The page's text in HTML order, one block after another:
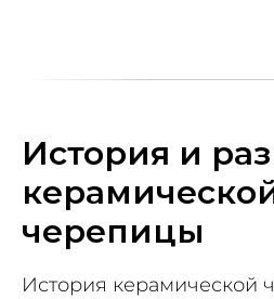
История и
черепицы
История керамической